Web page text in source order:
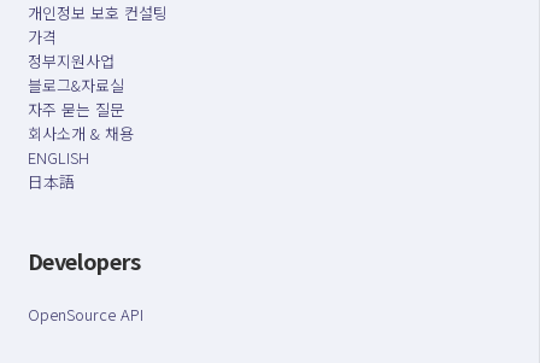
개인정보 보호 컨설팅
가격
정부지원사업
블로그&자료실
자주 묻는 질문
회사소개 & 채용
ENGLISH
日本語
Developers
OpenSource API